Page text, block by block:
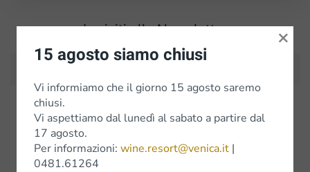
Iscriviti alla Newsletter
Weine
Weissweine
15 agosto siamo chiusi
Vi informiamo che il giorno 15 agosto saremo
chiusi.
Vi aspettiamo dal lunedì al sabato a partire dal
17 agosto.
Per informazioni: wine.resort@venica.it |
0481.61264
×